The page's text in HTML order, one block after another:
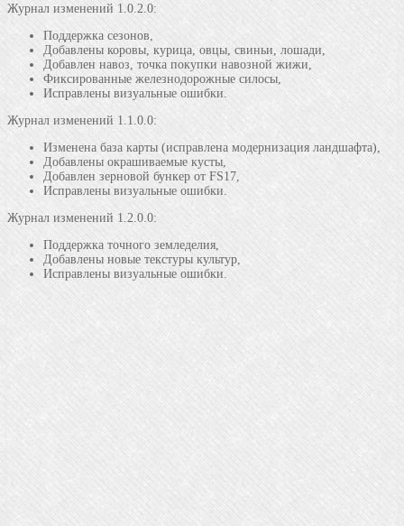
Журнал изменений 1.0.2.0:
Поддержка сезонов,
Добавлены коровы, курица, овцы, свиньи, лошади,
Добавлен навоз, точка покупки навозной жижи,
Фиксированные железнодорожные силосы,
Исправлены визуальные ошибки.
Журнал изменений 1.1.0.0:
Изменена база карты (исправлена модернизация ландшафта),
Добавлены окрашиваемые кусты,
Добавлен зерновой бункер от FS17,
Исправлены визуальные ошибки.
Журнал изменений 1.2.0.0:
Поддержка точного земледелия,
Добавлены новые текстуры культур,
Исправлены визуальные ошибки.